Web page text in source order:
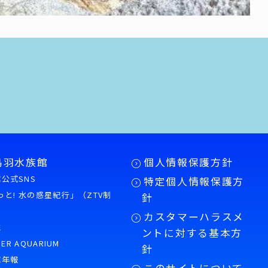
水族館
式SNS
と! 水の惑星紀行」（ZTV制
AQUARIUM
報
個人情報保護方針
特定個人情報保護方
針
カスタマーハラスメ
ントに対する基本方
針